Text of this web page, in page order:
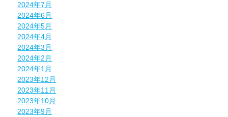
2024年7月
2024年6月
2024年5月
2024年4月
2024年3月
2024年2月
2024年1月
2023年12月
2023年11月
2023年10月
2023年9月